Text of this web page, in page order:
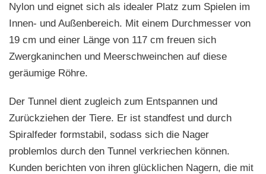
Nylon und eignet sich als idealer Platz zum Spielen im
Innen- und Außenbereich. Mit einem Durchmesser von
19 cm und einer Länge von 117 cm freuen sich
Zwergkaninchen und Meerschweinchen auf diese
geräumige Röhre.
Der Tunnel dient zugleich zum Entspannen und
Zurückziehen der Tiere. Er ist standfest und durch
Spiralfeder formstabil, sodass sich die Nager
problemlos durch den Tunnel verkriechen können.
Kunden berichten von ihren glücklichen Nagern, die mit